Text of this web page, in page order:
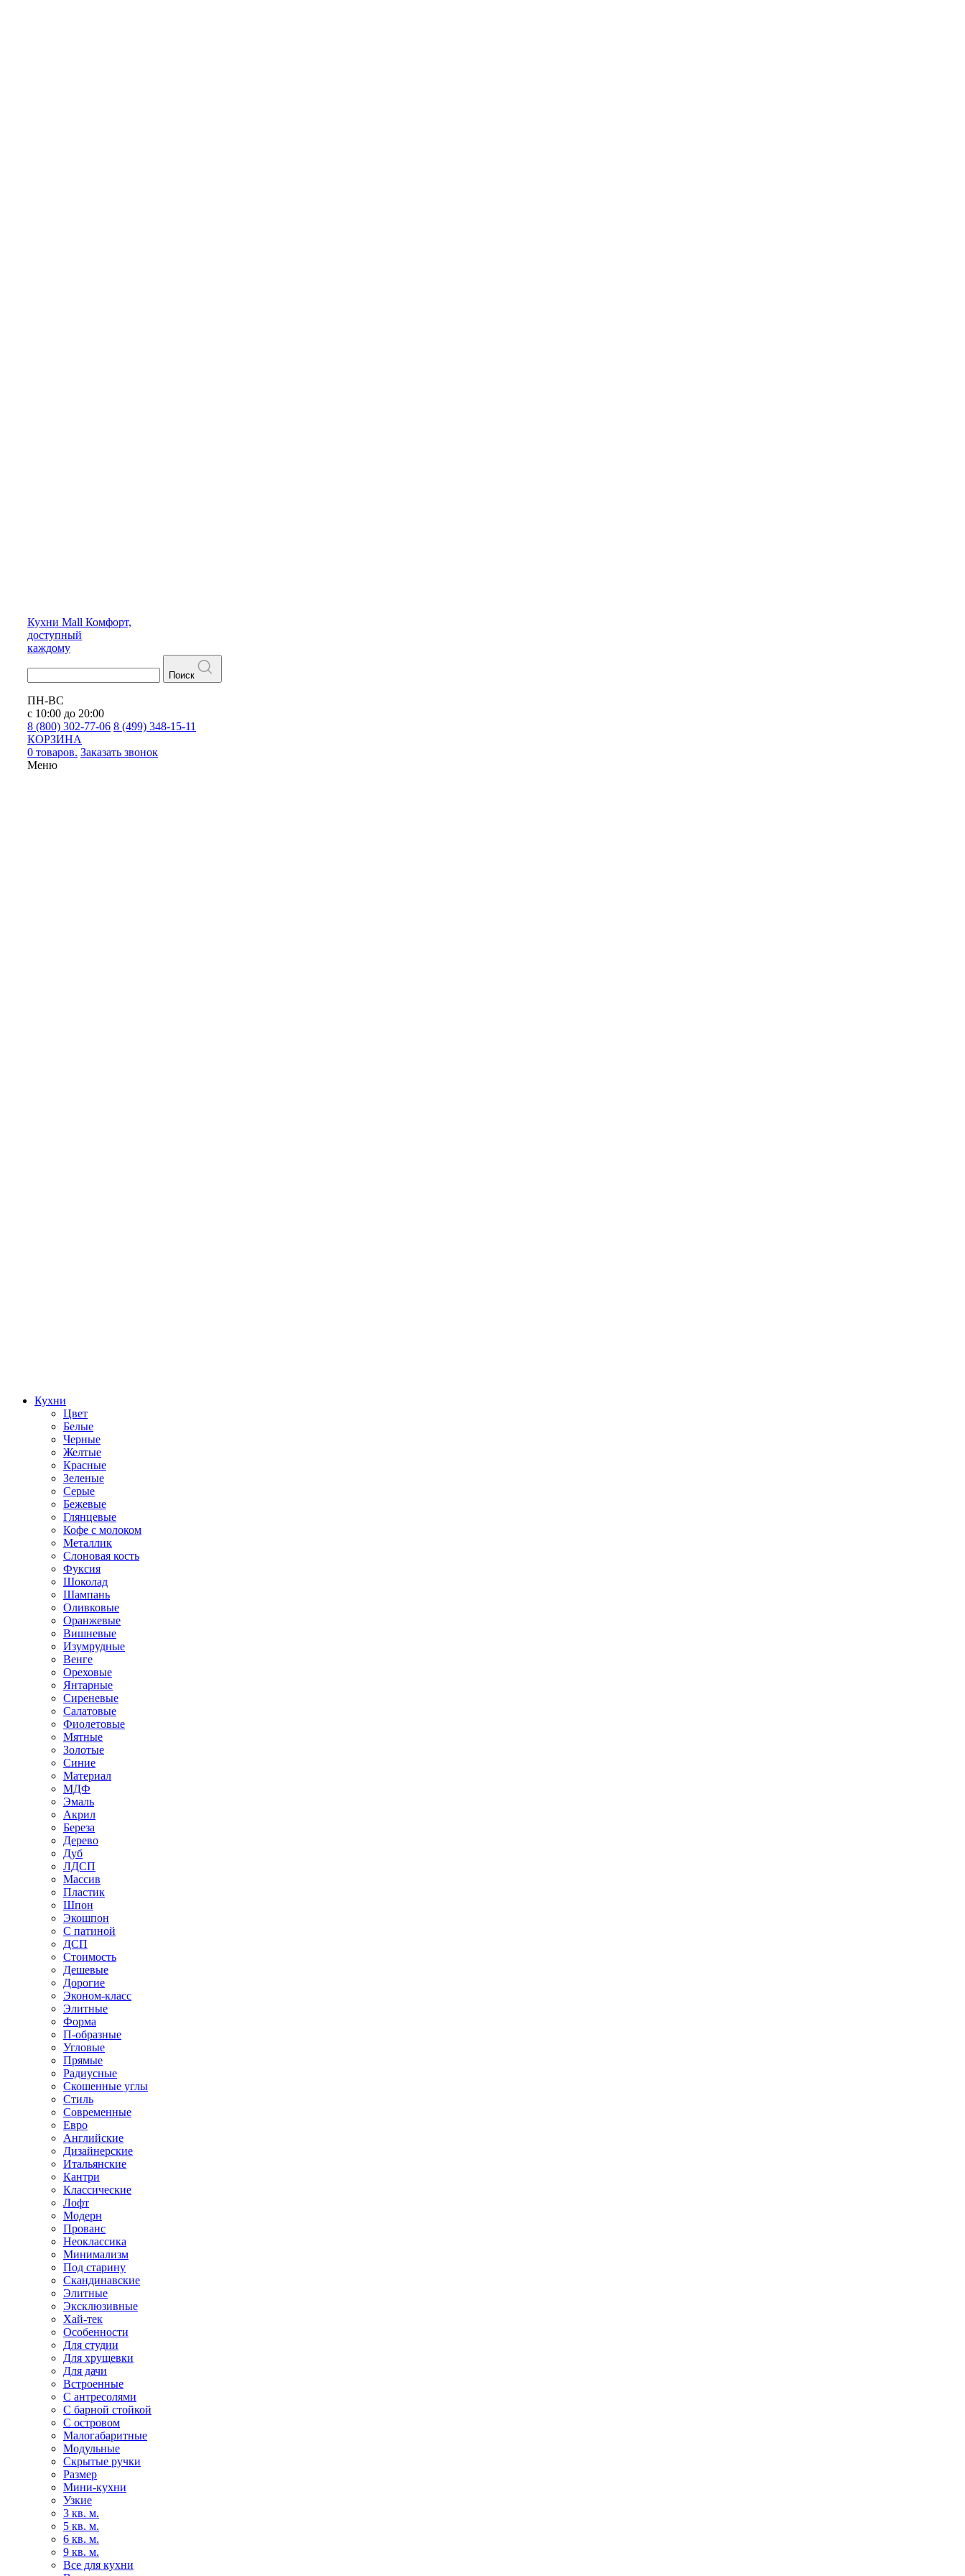
Кухни Mall Комфорт,
доступный
каждому
Поиск
ПН-ВС
с 10:00 до 20:00
8 (800) 302-77-06 8 (499) 348-15-11
КОРЗИНА
0 товаров. Заказать звонок
Меню
Кухни
Цвет
Белые
Черные
Желтые
Красные
Зеленые
Серые
Бежевые
Глянцевые
Кофе с молоком
Металлик
Слоновая кость
Фуксия
Шоколад
Шампань
Оливковые
Оранжевые
Вишневые
Изумрудные
Венге
Ореховые
Янтарные
Сиреневые
Салатовые
Фиолетовые
Мятные
Золотые
Синие
Материал
МДФ
Эмаль
Акрил
Береза
Дерево
Дуб
ЛДСП
Массив
Пластик
Шпон
Экошпон
С патиной
ДСП
Стоимость
Дешевые
Дорогие
Эконом-класс
Элитные
Форма
П-образные
Угловые
Прямые
Радиусные
Скошенные углы
Стиль
Современные
Евро
Английские
Дизайнерские
Итальянские
Кантри
Классические
Лофт
Модерн
Прованс
Неоклассика
Минимализм
Под старину
Скандинавские
Элитные
Эксклюзивные
Хай-тек
Особенности
Для студии
Для хрущевки
Для дачи
Встроенные
С антресолями
С барной стойкой
С островом
Малогабаритные
Модульные
Скрытые ручки
Размер
Мини-кухни
Узкие
3 кв. м.
5 кв. м.
6 кв. м.
9 кв. м.
Все для кухни